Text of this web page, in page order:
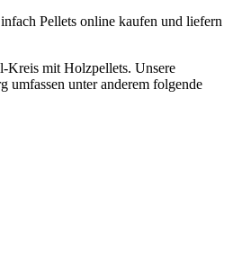
Pellets online kaufen und liefern
mit Holzpellets. Unsere
umfassen unter anderem folgende